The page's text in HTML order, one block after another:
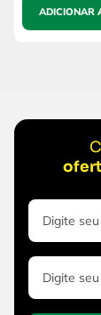
ADICIONAR